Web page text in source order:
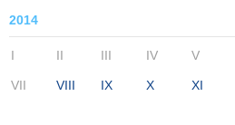
2014
I II III IV V
VII VIII IX X XI